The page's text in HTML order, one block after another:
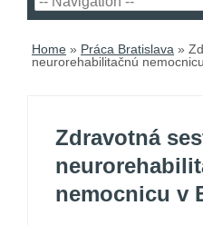
Home » Práca Bratislava »
neurorehabilitačnú
Zdravotná
nemocnicu v